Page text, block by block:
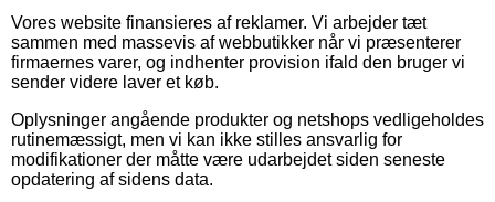
Vores website finansieres af reklamer. Vi arbejder tæt
sammen med massevis af webbutikker når vi præsenterer
firmaernes varer, og indhenter provision ifald den bruger vi
sender videre laver et køb.
Oplysninger angående produkter og netshops vedligeholdes
rutinemæssigt, men vi kan ikke stilles ansvarlig for
modifikationer der måtte være udarbejdet siden seneste
opdatering af sidens data.